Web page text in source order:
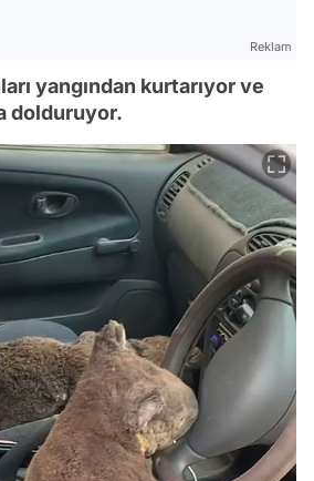
Reklam
yangından kurtarıyor ve
dolduruyor.